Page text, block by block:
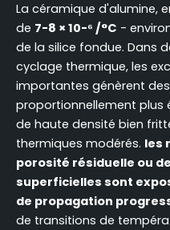
La céramique d'alumine,
de 7-8 × 10-⁶ /°C -
de la silice fondue. Dans
cyclage thermique, les
importantes génèrent
proportionnellement plus
de haute densité bien
thermiques modérés. les
porosité résiduelle ou
superficielles sont
de propagation
de transitions de